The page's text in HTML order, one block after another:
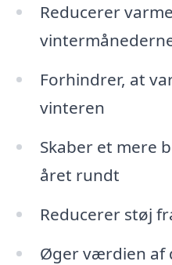
Reducerer
Forhindrer, at
vinteren
Skaber et mere
året rundt
Reducerer støj
Øger værdien af